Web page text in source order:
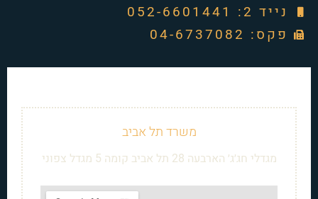
נייד 2: 052-6601441
פקס: 04-6737082
משרד תל אביב
מגדלי חג׳ג׳ הארבעה 28 תל אביב קומה 5 מגדל צפוני